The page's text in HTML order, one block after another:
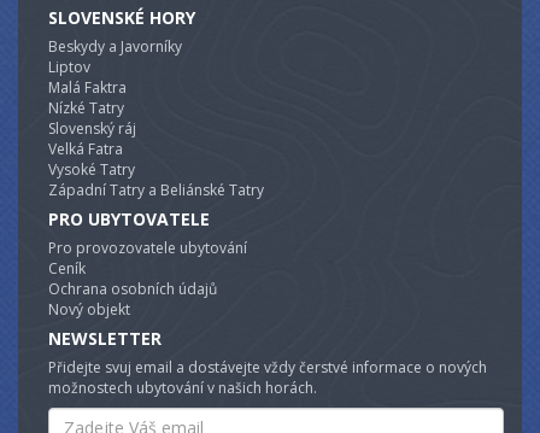
SLOVENSKÉ HORY
Beskydy a Javorníky
Liptov
Malá Faktra
Nízké Tatry
Slovenský ráj
Velká Fatra
Vysoké Tatry
Západní Tatry a Beliánské Tatry
PRO UBYTOVATELE
Pro provozovatele ubytování
Ceník
Ochrana osobních údajů
Nový objekt
NEWSLETTER
Přidejte svuj email a dostávejte vždy čerstvé informace o nových
možnostech ubytování v našich horách.
Email